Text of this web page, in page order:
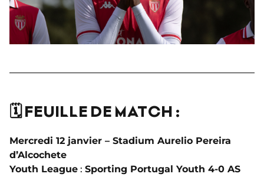
🗓️ FEUILLE DE MATCH :
Mercredi 12 janvier – Stadium Aurelio Pereira
d’Alcochete
Youth League : Sporting Portugal Youth 4-0 AS